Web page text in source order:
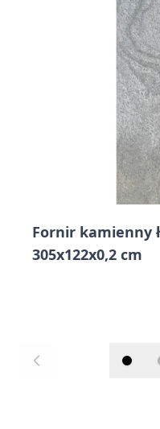
Fornir kamienny
305x122x0,2 cm